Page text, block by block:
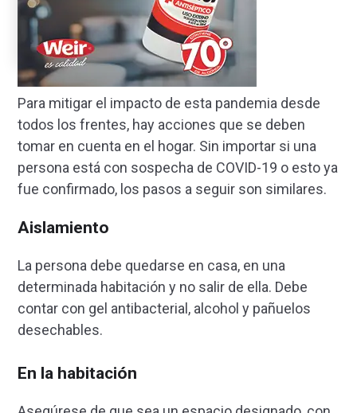
Emprendimiento
Maxi
Guía
Para mitigar el impacto de esta pandemia desde
todos los frentes, hay acciones que se deben
tomar en cuenta en el hogar. Sin importar si una
persona está con sospecha de COVID-19 o esto ya
fue confirmado, los pasos a seguir son similares.
Aislamiento
La persona debe quedarse en casa, en una
determinada habitación y no salir de ella. Debe
contar con gel antibacterial, alcohol y pañuelos
desechables.
En la habitación